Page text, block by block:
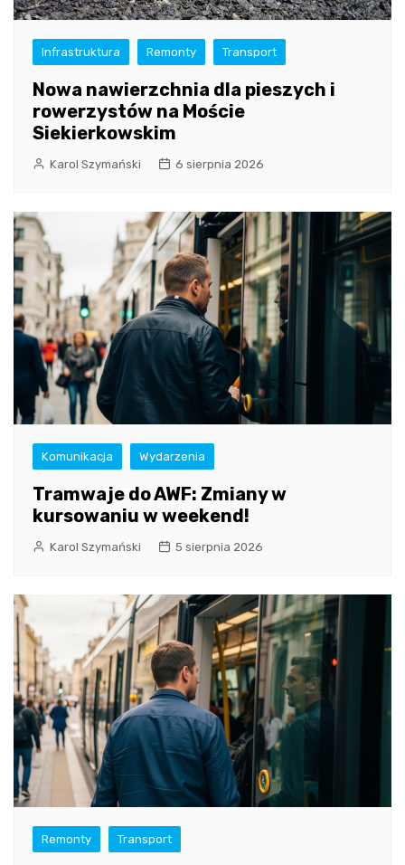
Infrastruktura Remonty Transport
Nowa nawierzchnia dla pieszych i
rowerzystów na Moście
Siekierkowskim
Karol Szymański 6 sierpnia 2026
Komunikacja Wydarzenia
Tramwaje do AWF: Zmiany w
kursowaniu w weekend!
Karol Szymański 5 sierpnia 2026
Remonty Transport